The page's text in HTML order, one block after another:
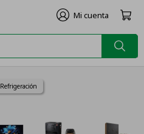
Refrigeración